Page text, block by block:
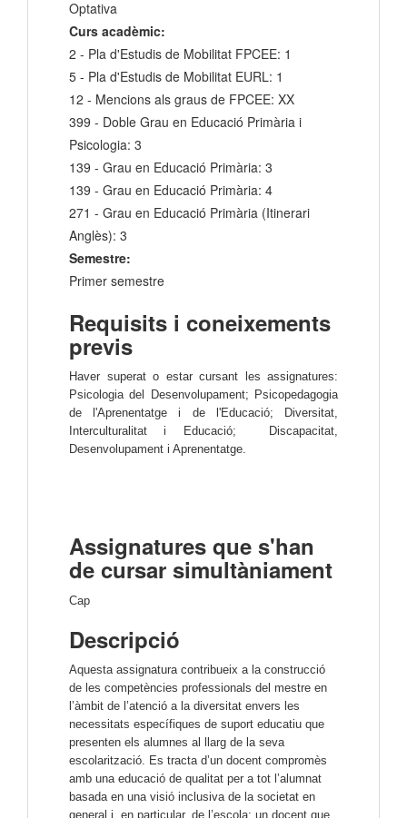
Optativa
Curs acadèmic:
2 - Pla d'Estudis de Mobilitat FPCEE: 1
5 - Pla d'Estudis de Mobilitat EURL: 1
12 - Mencions als graus de FPCEE: XX
399 - Doble Grau en Educació Primària i
Psicologia: 3
139 - Grau en Educació Primària: 3
139 - Grau en Educació Primària: 4
271 - Grau en Educació Primària (Itinerari
Anglès): 3
Semestre:
Primer semestre
Requisits i coneixements
previs
Haver superat o estar cursant les assignatures:
Psicologia del Desenvolupament; Psicopedagogia
de l'Aprenentatge i de l'Educació; Diversitat,
Interculturalitat i Educació; Discapacitat,
Desenvolupament i Aprenentatge.
Assignatures que s'han
de cursar simultàniament
Cap
Descripció
Aquesta assignatura contribueix a la construcció
de les competències professionals del mestre en
l’àmbit de l’atenció a la diversitat envers les
necessitats específiques de suport educatiu que
presenten els alumnes al llarg de la seva
escolarització. Es tracta d’un docent compromès
amb una educació de qualitat per a tot l’alumnat
basada en una visió inclusiva de la societat en
general i, en particular, de l’escola; un docent que,